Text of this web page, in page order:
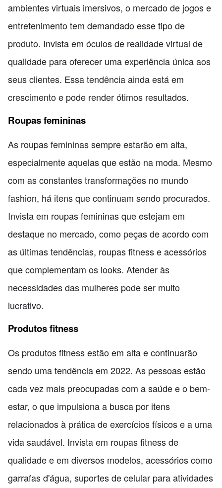
ambientes virtuais imersivos, o mercado de jogos e
entretenimento tem demandado esse tipo de
produto. Invista em óculos de realidade virtual de
qualidade para oferecer uma experiência única aos
seus clientes. Essa tendência ainda está em
crescimento e pode render ótimos resultados.
Roupas femininas
As roupas femininas sempre estarão em alta,
especialmente aquelas que estão na moda. Mesmo
com as constantes transformações no mundo
fashion, há itens que continuam sendo procurados.
Invista em roupas femininas que estejam em
destaque no mercado, como peças de acordo com
as últimas tendências, roupas fitness e acessórios
que complementam os looks. Atender às
necessidades das mulheres pode ser muito
lucrativo.
Produtos fitness
Os produtos fitness estão em alta e continuarão
sendo uma tendência em 2022. As pessoas estão
cada vez mais preocupadas com a saúde e o bem-
estar, o que impulsiona a busca por itens
relacionados à prática de exercícios físicos e a uma
vida saudável. Invista em roupas fitness de
qualidade e em diversos modelos, acessórios como
garrafas d'água, suportes de celular para atividades